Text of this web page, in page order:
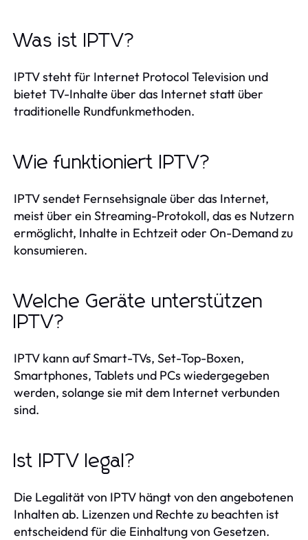
Was ist IPTV?
IPTV steht für Internet Protocol Television und
bietet TV-Inhalte über das Internet statt über
traditionelle Rundfunkmethoden.
Wie funktioniert IPTV?
IPTV sendet Fernsehsignale über das Internet,
meist über ein Streaming-Protokoll, das es Nutzern
ermöglicht, Inhalte in Echtzeit oder On-Demand zu
konsumieren.
Welche Geräte unterstützen
IPTV?
IPTV kann auf Smart-TVs, Set-Top-Boxen,
Smartphones, Tablets und PCs wiedergegeben
werden, solange sie mit dem Internet verbunden
sind.
Ist IPTV legal?
Die Legalität von IPTV hängt von den angebotenen
Inhalten ab. Lizenzen und Rechte zu beachten ist
entscheidend für die Einhaltung von Gesetzen.